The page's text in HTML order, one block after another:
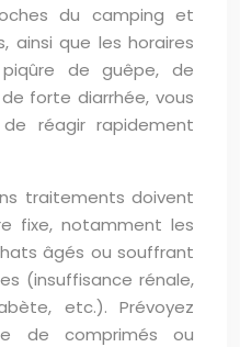
du camping et
ainsi que les horaires
de guêpe, de
forte diarrhée, vous
réagir rapidement
traitements doivent
fixe, notamment les
âgés ou souffrant
(insuffisance rénale,
etc.). Prévoyez
de comprimés ou